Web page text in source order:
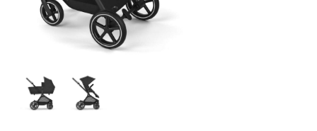
Tavaramerkit
Aurinko ja uinti